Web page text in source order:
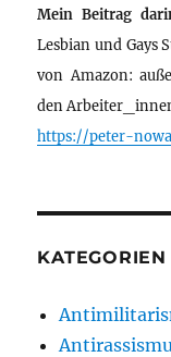
Mein Beitrag
Lesbian und Gays
von Amazon:
den
https://peter-
KATEGORIEN